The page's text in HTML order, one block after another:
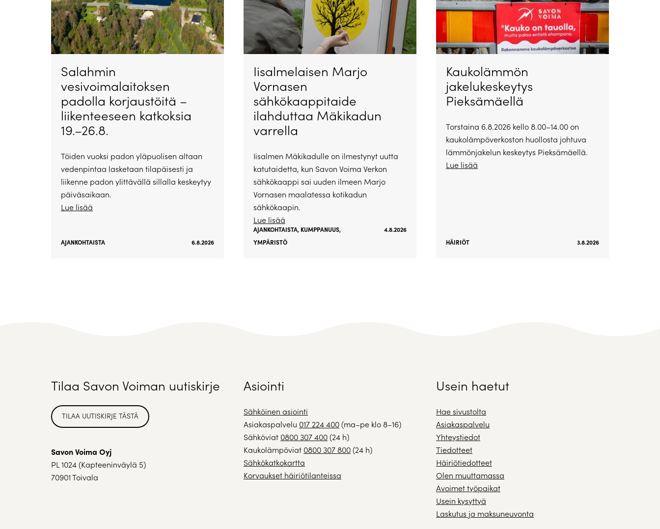
Salahmin
vesivoimalaitoksen
padolla korjaustöitä –
liikenteeseen katkoksia
19.–26.8.
Töiden vuoksi padon yläpuolisen altaan
vedenpintaa lasketaan tilapäisesti ja
liikenne padon ylittävällä sillalla keskeytyy
päiväsaikaan.
Lue lisää
AJANKOHTAISTA 6.8.2026
Iisalmelaisen Marjo
Vornasen
sähkökaappitaide
ilahduttaa Mäkikadun
varrella
Iisalmen Mäkikadulle on ilmestynyt uutta
katutaidetta, kun Savon Voima Verkon
sähkökaappi sai uuden ilmeen Marjo
Vornasen maalatessa kotikadun
sähkökaapin.
Lue lisää
AJANKOHTAISTA, KUMPPANUUS,
YMPÄRISTÖ
4.8.2026
Kaukolämmön
jakelukeskeytys
Pieksämäellä
Torstaina 6.8.2026 kello 8.00–14.00 on
kaukolämpöverkoston huollosta johtuva
lämmönjakelun keskeytys Pieksämäellä.
Lue lisää
HÄIRIÖT 3.8.2026
Tilaa Savon Voiman uutiskirje
TILAA UUTISKIRJE TÄSTÄ
Savon Voima Oyj
PL 1024 (Kapteeninväylä 5)
70901 Toivala
Asiointi
Sähköinen asiointi
Asiakaspalvelu 017 224 400(ma–pe klo 8–16)
Sähköviat 0800 307 400(24 h)
Kaukolämpöviat 0800 307 800(24 h)
Sähkökatkokartta
Korvaukset häiriötilanteissa
Usein haetut
Hae sivustolta
Asiakaspalvelu
Yhteystiedot
Tiedotteet
Häiriötiedotteet
Olen muuttamassa
Avoimet työpaikat
Usein kysyttyä
Laskutus ja maksuneuvonta